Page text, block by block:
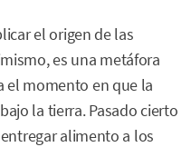
el origen de las
es una metáfora
el momento en que la
la tierra. Pasado cierto
alimento a los